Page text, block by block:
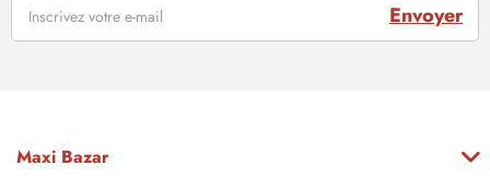
Envoyer
Maxi Bazar